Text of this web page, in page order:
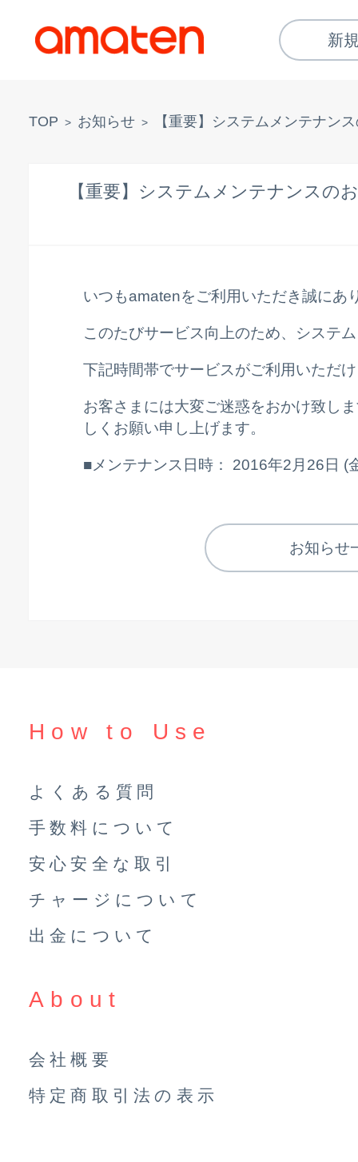
新
TOP > お知らせ > 【重要】システムメンテナン
【重要】システムメンテナンスの
いつもamatenをご利用いただき誠にあ
このたびサービス向上のため、システ
下記時間帯でサービスがご利用いただ
お客さまには大変ご迷惑をおかけ致し
しくお願い申し上げます。
■メンテナンス日時： 2016年2月26日 (
お知らせ
How to Use
よくある質問
手数料について
安心安全な取引
チャージについて
出金について
About
会社概要
特定商取引法の表示